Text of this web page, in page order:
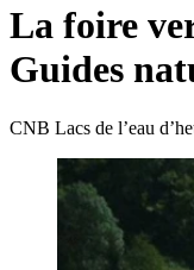
La foire
Guides
CNB Lacs de l’eau